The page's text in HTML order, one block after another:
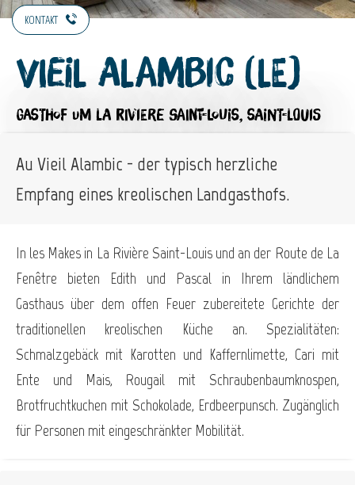
KONTAKT
Vieil Alambic (Le)
GASTHOF UM LA RIVIERE SAINT-LOUIS, SAINT-LOUIS
Au Vieil Alambic - der typisch herzliche
Empfang eines kreolischen Landgasthofs.
In les Makes in La Rivière Saint-Louis und an der Route de La
Fenêtre bieten Edith und Pascal in Ihrem ländlichem
Gasthaus über dem offen Feuer zubereitete Gerichte der
traditionellen kreolischen Küche an. Spezialitäten:
Schmalzgebäck mit Karotten und Kaffernlimette, Cari mit
Ente und Mais, Rougail mit Schraubenbaumknospen,
Brotfruchtkuchen mit Schokolade, Erdbeerpunsch. Zugänglich
für Personen mit eingeschränkter Mobilität.